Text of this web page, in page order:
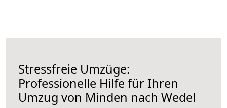
Stressfreie Umzüge:
Professionelle Hilfe für Ihren
Umzug von Minden nach Wedel